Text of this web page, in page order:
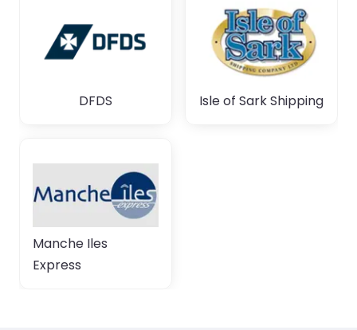
DFDS Isle of Sark Shipping
Manche Iles
Express